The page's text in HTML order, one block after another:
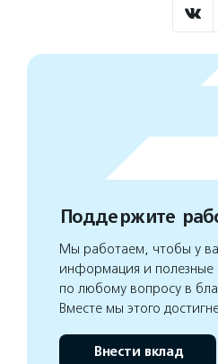
Поддержите
Мы работаем, чтобы у
информация и полезные
по любому вопросу в
Вместе мы этого
Внести вклад